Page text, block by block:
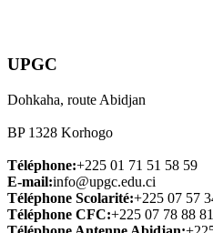
UPGC
Dohkaha, route Abidjan
BP 1328 Korhogo
Téléphone:+225 01 71 51 58 59
E-mail:info@upgc.edu.ci
Téléphone Scolarité:+225 07 57
Téléphone CFC:+225 07 78 88